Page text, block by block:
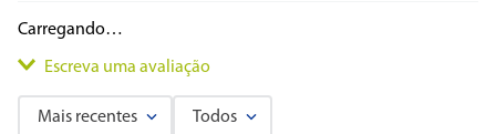
Carregando…
Escreva uma avaliação
Mais recentes Todos